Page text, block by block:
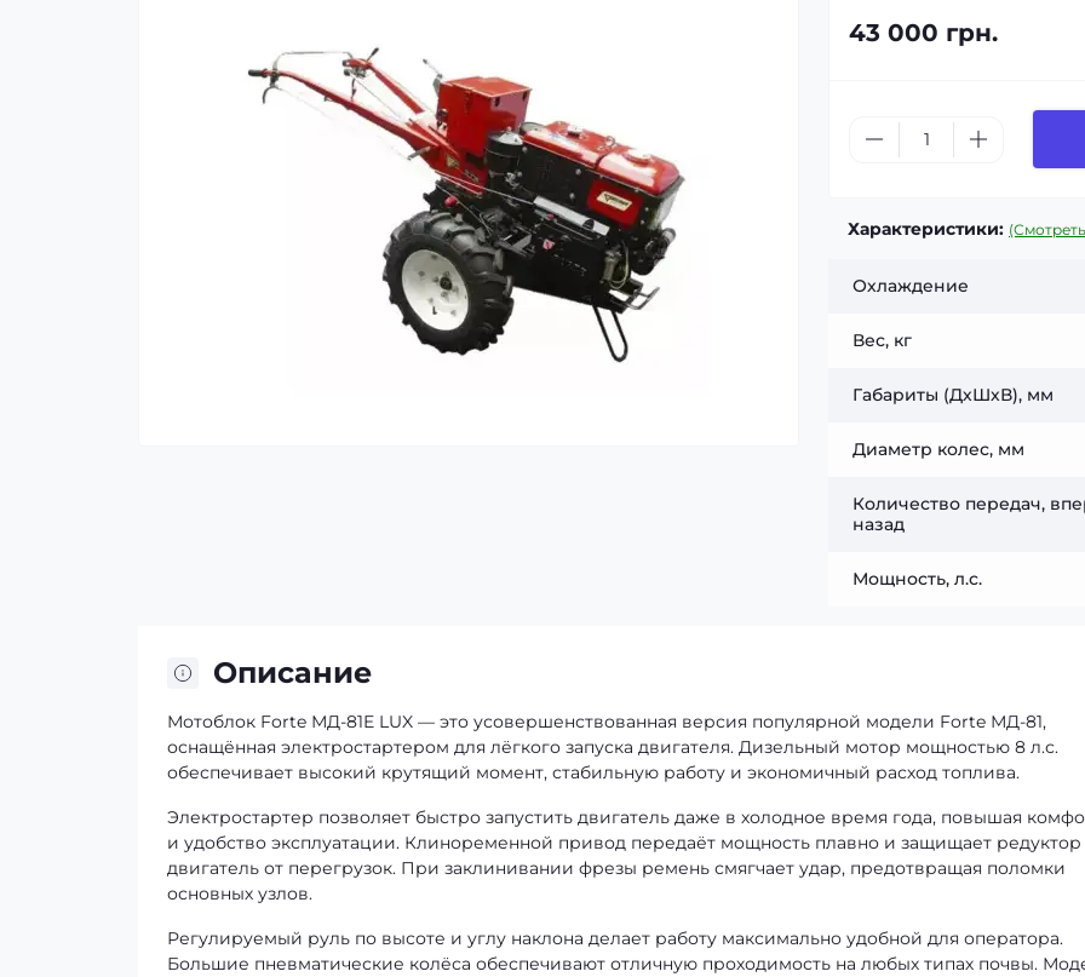
43 000 грн.
Характеристики:
Охлаждение
Вес, кг
Габариты (ДхШхВ), мм
Диаметр колес, мм
Количество передач,
назад
Мощность, л.с.
Описание
Мотоблок Forte МД-81E LUX — это усовершенствованная версия популярной модели Forte МД-81,
оснащённая электростартером для лёгкого запуска двигателя. Дизельный мотор мощностью 8 л.с.
обеспечивает высокий крутящий момент, стабильную работу и экономичный расход топлива.
Электростартер позволяет быстро запустить двигатель даже в холодное время года, повышая
и удобство эксплуатации. Клиноременной привод передаёт мощность плавно и защищает
двигатель от перегрузок. При заклинивании фрезы ремень смягчает удар, предотвращая поломки
основных узлов.
Регулируемый руль по высоте и углу наклона делает работу максимально удобной для оператора.
Большие пневматические колёса обеспечивают отличную проходимость на любых типах почвы.